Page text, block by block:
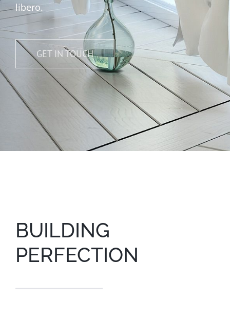
libero.
GET IN TOUCH
BUILDING
PERFECTION